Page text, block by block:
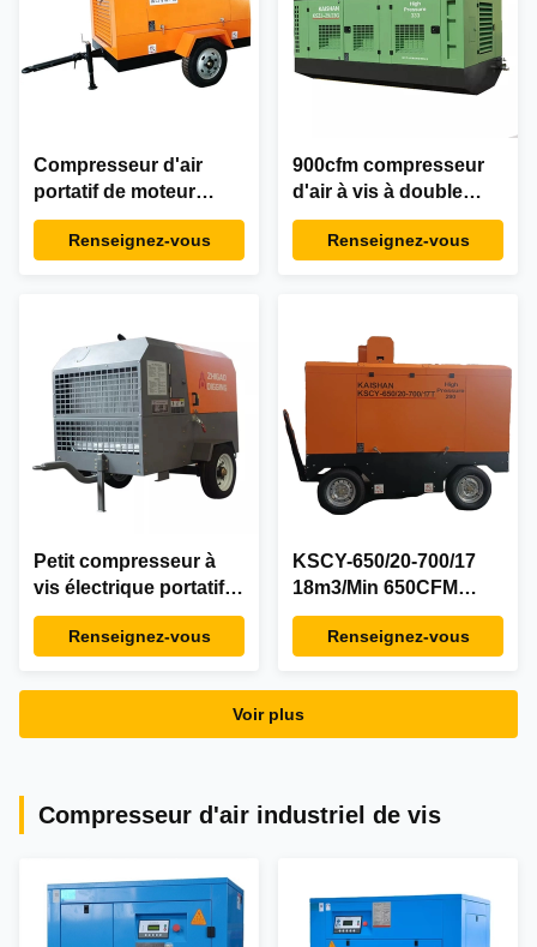
Compresseur d'air
portatif de moteur
diesel de la barre
425CFM 10 pour
Renseignez-vous
900cfm compresseur
d'air à vis à double
étage de 23 barres
pour le forage de puits
Renseignez-vous
Petit compresseur à
vis électrique portatif
de 8 barres pour la
barre 185CFM de la
Renseignez-vous
KSCY-650/20-700/17
18m3/Min 650CFM
20bar 17bar vis à gaz
rotatif portable
Compresseur à vis
Renseignez-vous
Voir plus
Compresseur d'air industriel de vis